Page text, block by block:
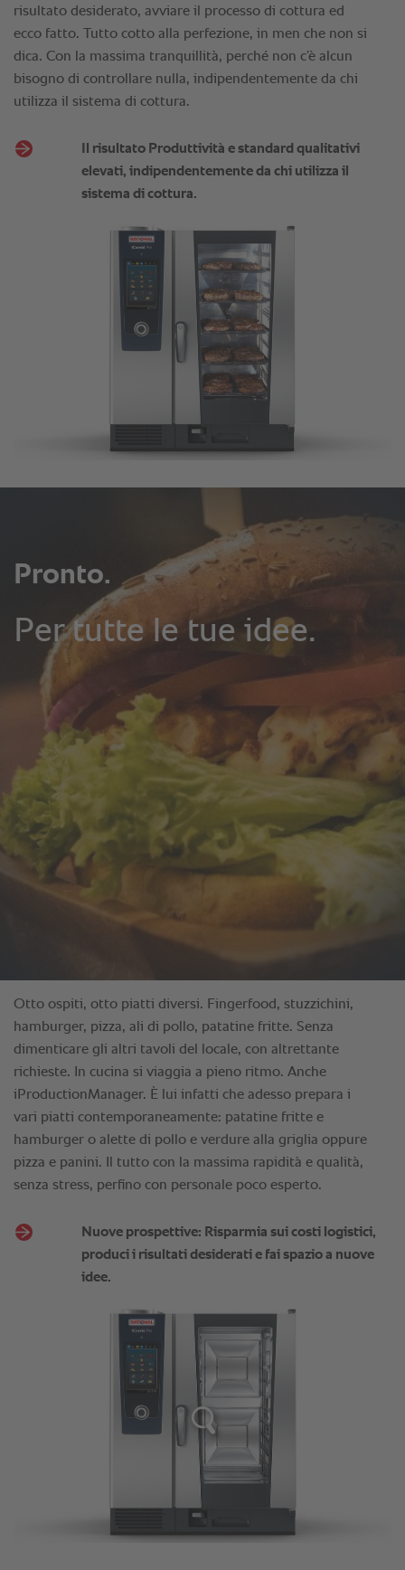
risultato desiderato, avviare il processo di cottura ed
ecco fatto. Tutto cotto alla perfezione, in men che non si
dica. Con la massima tranquillità, perché non c’è alcun
bisogno di controllare nulla, indipendentemente da chi
utilizza il sistema di cottura.
Il risultato Produttività e standard qualitativi
elevati, indipendentemente da chi utilizza il
sistema di cottura.
Otto ospiti, otto piatti diversi. Fingerfood, stuzzichini,
hamburger, pizza, ali di pollo, patatine fritte. Senza
dimenticare gli altri tavoli del locale, con altrettante
richieste. In cucina si viaggia a pieno ritmo. Anche
iProductionManager. È lui infatti che adesso prepara i
vari piatti contemporaneamente: patatine fritte e
hamburger o alette di pollo e verdure alla griglia oppure
pizza e panini. Il tutto con la massima rapidità e qualità,
senza stress, perfino con personale poco esperto.
Nuove prospettive: Risparmia sui costi logistici,
produci i risultati desiderati e fai spazio a nuove
idee.